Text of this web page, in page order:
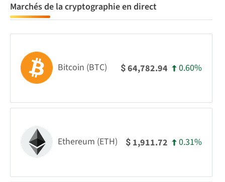
Marchés de la cryptographie en direct
Bitcoin (BTC) $64,782.94 0.60%
Ethereum (ETH) $ 1,911.72 0.31%